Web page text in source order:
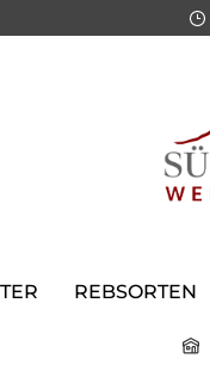
REBSORTEN